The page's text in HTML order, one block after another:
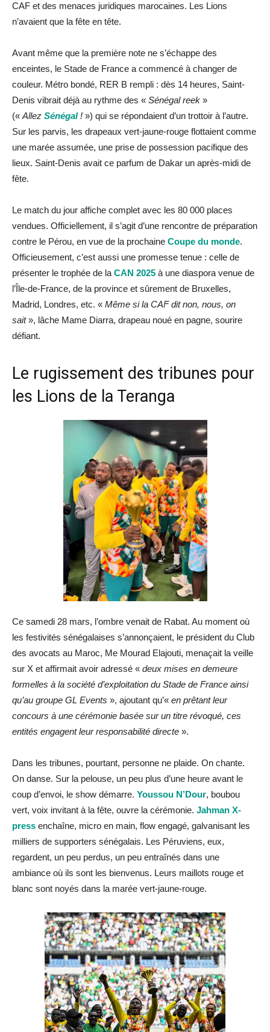
CAF et des menaces juridiques marocaines. Les Lions
n’avaient que la fête en tête.
Avant même que la première note ne s’échappe des
enceintes, le Stade de France a commencé à changer de
couleur. Métro bondé, RER B rempli : dès 14 heures, Saint-
Denis vibrait déjà au rythme des « Sénégal reek »
(« Allez Sénégal! ») qui se répondaient d’un trottoir à l’autre.
Sur les parvis, les drapeaux vert-jaune-rouge flottaient comme
une marée assumée, une prise de possession pacifique des
lieux. Saint-Denis avait ce parfum de Dakar un après-midi de
fête.
Le match du jour affiche complet avec les 80 000 places
vendues. Officiellement, il s’agit d’une rencontre de préparation
contre le Pérou, en vue de la prochaine Coupe du monde.
Officieusement, c’est aussi une promesse tenue : celle de
présenter le trophée de la CAN 2025 à une diaspora venue de
l’Île-de-France, de la province et sûrement de Bruxelles,
Madrid, Londres, etc. « Même si la CAF dit non, nous, on
sait», lâche Mame Diarra, drapeau noué en pagne, sourire
défiant.
Le rugissement des tribunes pour
les Lions de la Teranga
Ce samedi 28 mars, l’ombre venait de Rabat. Au moment où
les festivités sénégalaises s’annonçaient, le président du Club
des avocats au Maroc, Me Mourad Elajouti, menaçait la veille
sur X et affirmait avoir adressé « deux mises en demeure
formelles à la société d’exploitation du Stade de France ainsi
qu’au groupe GL Events », ajoutant qu’« en prêtant leur
concours à une cérémonie basée sur un titre révoqué, ces
entités engagent leur responsabilité directe ».
Dans les tribunes, pourtant, personne ne plaide. On chante.
On danse. Sur la pelouse, un peu plus d’une heure avant le
coup d’envoi, le show démarre. Youssou N’Dour, boubou
vert, voix invitant à la fête, ouvre la cérémonie. Jahman X-
press enchaîne, micro en main, flow engagé, galvanisant les
milliers de supporters sénégalais. Les Péruviens, eux,
regardent, un peu perdus, un peu entraînés dans une
ambiance où ils sont les bienvenus. Leurs maillots rouge et
blanc sont noyés dans la marée vert-jaune-rouge.